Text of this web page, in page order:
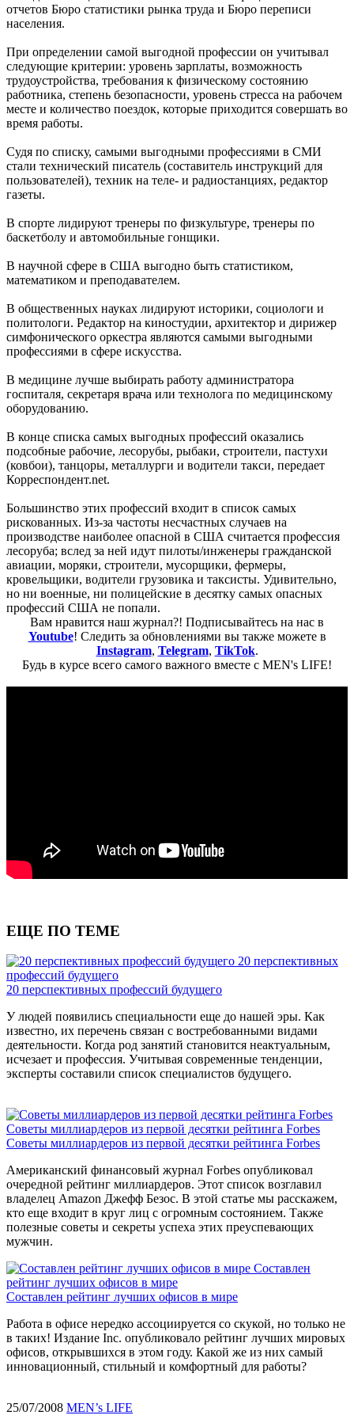
отчетов Бюро статистики рынка труда и Бюро переписи
населения.
При определении самой выгодной профессии он учитывал
следующие критерии: уровень зарплаты, возможность
трудоустройства, требования к физическому состоянию
работника, степень безопасности, уровень стресса на рабочем
месте и количество поездок, которые приходится совершать во
время работы.
Судя по списку, самыми выгодными профессиями в СМИ
стали технический писатель (составитель инструкций для
пользователей), техник на теле- и радиостанциях, редактор
газеты.
В спорте лидируют тренеры по физкультуре, тренеры по
баскетболу и автомобильные гонщики.
В научной сфере в США выгодно быть статистиком,
математиком и преподавателем.
В общественных науках лидируют историки, социологи и
политологи. Редактор на киностудии, архитектор и дирижер
симфонического оркестра являются самыми выгодными
профессиями в сфере искусства.
В медицине лучше выбирать работу администратора
госпиталя, секретаря врача или технолога по медицинскому
оборудованию.
В конце списка самых выгодных профессий оказались
подсобные рабочие, лесорубы, рыбаки, строители, пастухи
(ковбои), танцоры, металлурги и водители такси, передает
Корреспондент.net.
Большинство этих профессий входит в список самых
рискованных. Из-за частоты несчастных случаев на
производстве наиболее опасной в США считается профессия
лесоруба; вслед за ней идут пилоты/инженеры гражданской
авиации, моряки, строители, мусорщики, фермеры,
кровельщики, водители грузовика и таксисты. Удивительно,
но ни военные, ни полицейские в десятку самых опасных
профессий США не попали.
Вам нравится наш журнал?! Подписывайтесь на нас в
Youtube! Следить за обновлениями вы также можете в
Instagram, Telegram, TikTok.
Будь в курсе всего самого важного вместе с MEN's LIFE!
ЕЩЕ ПО ТЕМЕ
20 перспективных
профессий будущего
20 перспективных профессий будущего
У людей появились специальности еще до нашей эры. Как
известно, их перечень связан с востребованными видами
деятельности. Когда род занятий становится неактуальным,
исчезает и профессия. Учитывая современные тенденции,
эксперты составили список специалистов будущего.
Советы миллиардеров из первой десятки рейтинга Forbes
Советы миллиардеров из первой десятки рейтинга Forbes
Американский финансовый журнал Forbes опубликовал
очередной рейтинг миллиардеров. Этот список возглавил
владелец Amazon Джефф Безос. В этой статье мы расскажем,
кто еще входит в круг лиц с огромным состоянием. Также
полезные советы и секреты успеха этих преуспевающих
мужчин.
Составлен
рейтинг лучших офисов в мире
Составлен рейтинг лучших офисов в мире
Работа в офисе нередко ассоциируется со скукой, но только не
в таких! Издание Inc. опубликовало рейтинг лучших мировых
офисов, открывшихся в этом году. Какой же из них самый
инновационный, стильный и комфортный для работы?
25/07/2008 MEN’s LIFE